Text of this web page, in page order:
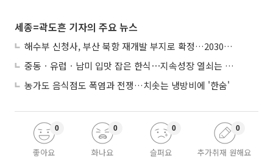
세종=곽도흔 기자의 주요 뉴스
해수부 신청사, 부산 북항 재개발 부지로 확정…2030년 준공 목표
중동ㆍ유럽ㆍ남미 입맛 잡은 한식⋯지속성장 열쇠는 ‘현지화’
농가도 음식점도 폭염과 전쟁…치솟는 냉방비에 '한숨'
좋아요
0
화나요
0
슬퍼요
0
추가취재 원해요
0